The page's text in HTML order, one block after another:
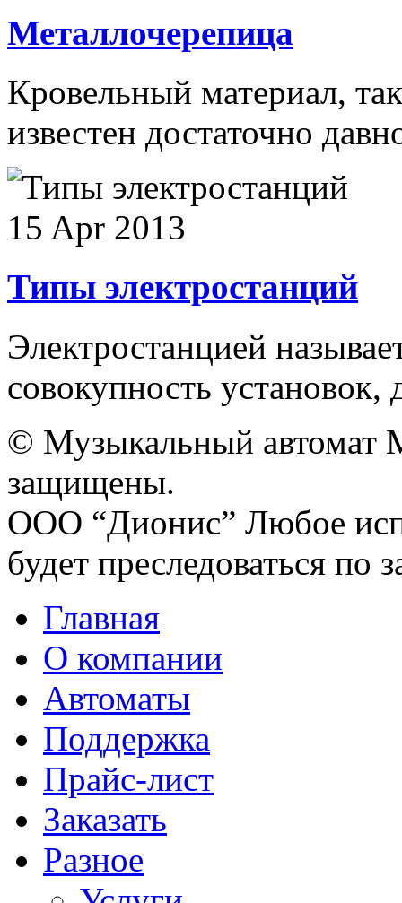
Металлочерепица
Кровельный материал,
известен достаточно
15 Apr 2013
Типы электростанций
Электростанцией
совокупность установок,
© Музыкальный автомат
защищены.
ООО “Дионис” Любое
будет преследоваться по
Главная
О компании
Автоматы
Поддержка
Прайс-лист
Заказать
Разное